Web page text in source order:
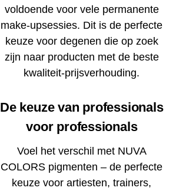
voldoende voor vele permanente
make-upsessies. Dit is de perfecte
keuze voor degenen die op zoek
zijn naar producten met de beste
kwaliteit-prijsverhouding.
De keuze van professionals
voor professionals
Voel het verschil met NUVA
COLORS pigmenten – de perfecte
keuze voor artiesten, trainers,